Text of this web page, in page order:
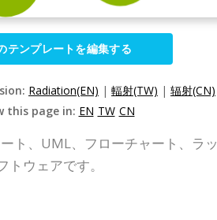
テンプレートを編集する
Radiation(EN) | 輻射(TW) | 辐射(CN)
this page in: EN TW CN
、UML、フローチャート、ラ
ウェアです。